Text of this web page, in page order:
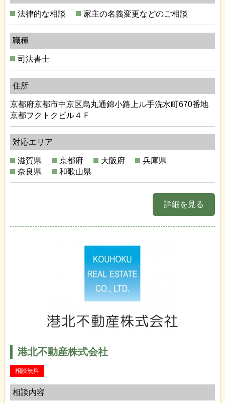
法律的な相談 家主の名義変更などのご相談
職種
司法書士
住所
京都府京都市中京区烏丸通錦小路上ル手洗水町670番地
京都フクトクビル４Ｆ
対応エリア
滋賀県 京都府 大阪府
兵庫県
奈良県
和歌山県
詳細を見る
港北不動産株式会社
相談無料
相談内容